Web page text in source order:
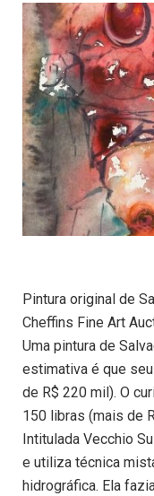
Pintura original de
Cheffins Fine Art
Uma pintura de
estimativa é que
de R$ 220 mil). O
150 libras (mais de
Intitulada Vecchio
e utiliza técnica
hidrográfica. Ela